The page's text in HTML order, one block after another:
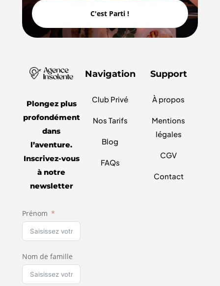
C'est Parti !
Plongez plus
profondément
dans
l’aventure.
Inscrivez-vous
à notre
newsletter
Prénom
Nom de famille
Navigation
Club Privé
Nos Tarifs
Blog
FAQs
Support
À propos
Mentions
légales
CGV
Contact